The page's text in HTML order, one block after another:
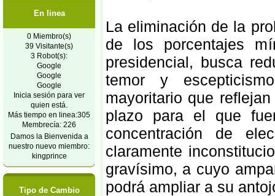
En linea
0 Miembro(s)
39 Visitante(s)
3 Robot(s):
Google
Google
Google
Inicia sesión para ver
quien está.
Más tiempo en linea:305
Membrecía: 226
Damos la Bienvenida a
nuestro nuevo miembro:
kingprince
Tipo de Cambio
La eliminación de la
de los porcentajes
presidencial, busca
temor y
mayoritario que
plazo para el que
concentración de
claramente
gravísimo, a cuyo
podrá ampliar a su